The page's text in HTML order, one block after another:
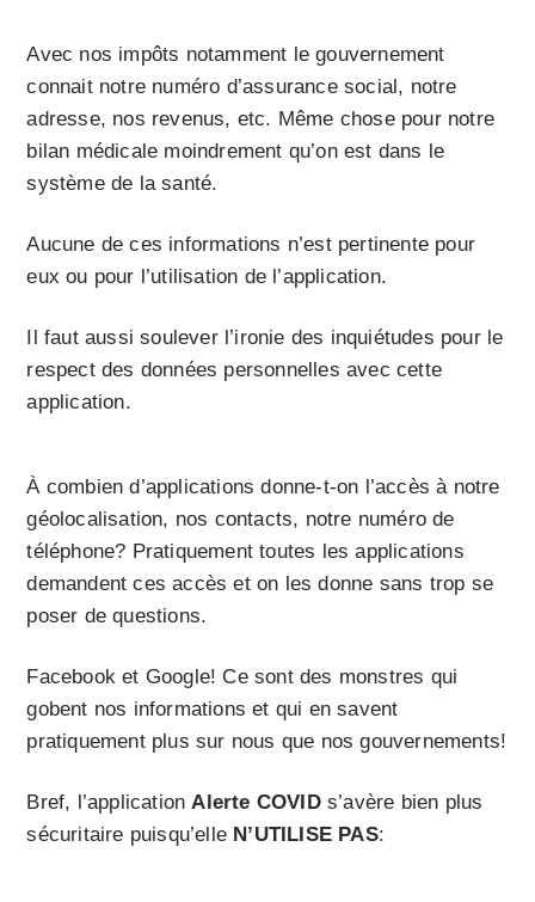
Avec nos impôts notamment le gouvernement
connait notre numéro d’assurance social, notre
adresse, nos revenus, etc. Même chose pour notre
bilan médicale moindrement qu’on est dans le
système de la santé.
Aucune de ces informations n’est pertinente pour
eux ou pour l’utilisation de l’application.
Il faut aussi soulever l’ironie des inquiétudes pour le
respect des données personnelles avec cette
application.
À combien d’applications donne-t-on l’accès à notre
géolocalisation, nos contacts, notre numéro de
téléphone? Pratiquement toutes les applications
demandent ces accès et on les donne sans trop se
poser de questions.
Facebook et Google! Ce sont des monstres qui
gobent nos informations et qui en savent
pratiquement plus sur nous que nos gouvernements!
Bref, l’applicationAlerte COVIDs’avère bien plus
sécuritaire puisqu’elle N’UTILISE PAS: